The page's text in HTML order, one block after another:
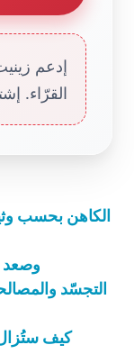
إدعم
القرّاء.
الكاهن بحسب
وصعد
التجسّد
كيف ستُزال